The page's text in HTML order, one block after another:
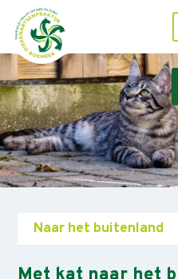
Naar het buitenland